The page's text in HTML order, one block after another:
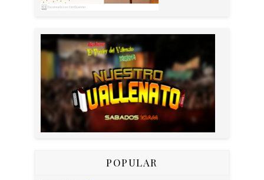
POPULAR